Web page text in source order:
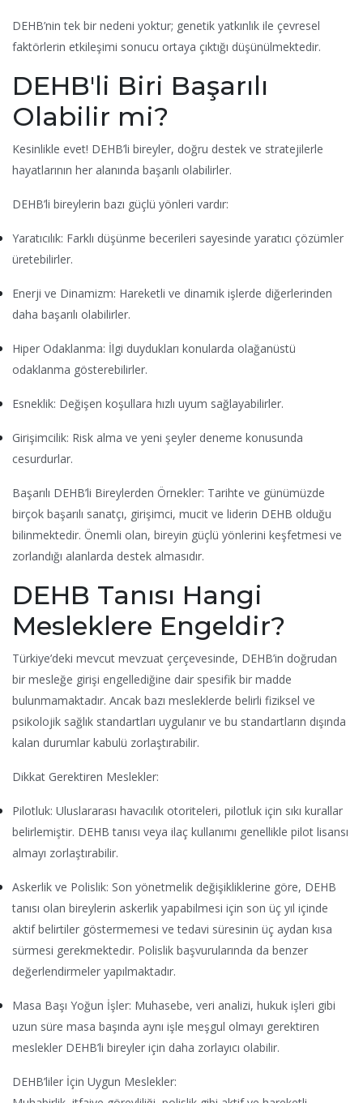
DEHB’nin tek bir nedeni yoktur; genetik yatkınlık ile çevresel
faktörlerin etkileşimi sonucu ortaya çıktığı düşünülmektedir.
DEHB'li Biri Başarılı
Olabilir mi?
Kesinlikle evet! DEHB’li bireyler, doğru destek ve stratejilerle
hayatlarının her alanında başarılı olabilirler.
DEHB’li bireylerin bazı güçlü yönleri vardır:
Yaratıcılık: Farklı düşünme becerileri sayesinde yaratıcı çözümler
üretebilirler.
Enerji ve Dinamizm: Hareketli ve dinamik işlerde diğerlerinden
daha başarılı olabilirler.
Hiper Odaklanma: İlgi duydukları konularda olağanüstü
odaklanma gösterebilirler.
Esneklik: Değişen koşullara hızlı uyum sağlayabilirler.
Girişimcilik: Risk alma ve yeni şeyler deneme konusunda
cesurdurlar.
Başarılı DEHB’li Bireylerden Örnekler: Tarihte ve günümüzde
birçok başarılı sanatçı, girişimci, mucit ve liderin DEHB olduğu
bilinmektedir. Önemli olan, bireyin güçlü yönlerini keşfetmesi ve
zorlandığı alanlarda destek almasıdır.
DEHB Tanısı Hangi
Mesleklere Engeldir?
Türkiye’deki mevcut mevzuat çerçevesinde, DEHB’in doğrudan
bir mesleğe girişi engellediğine dair spesifik bir madde
bulunmamaktadır. Ancak bazı mesleklerde belirli fiziksel ve
psikolojik sağlık standartları uygulanır ve bu standartların dışında
kalan durumlar kabulü zorlaştırabilir.
Dikkat Gerektiren Meslekler:
Pilotluk: Uluslararası havacılık otoriteleri, pilotluk için sıkı kurallar
belirlemiştir. DEHB tanısı veya ilaç kullanımı genellikle pilot lisansı
almayı zorlaştırabilir.
Askerlik ve Polislik: Son yönetmelik değişikliklerine göre, DEHB
tanısı olan bireylerin askerlik yapabilmesi için son üç yıl içinde
aktif belirtiler göstermemesi ve tedavi süresinin üç aydan kısa
sürmesi gerekmektedir. Polislik başvurularında da benzer
değerlendirmeler yapılmaktadır.
Masa Başı Yoğun İşler: Muhasebe, veri analizi, hukuk işleri gibi
uzun süre masa başında aynı işle meşgul olmayı gerektiren
meslekler DEHB’li bireyler için daha zorlayıcı olabilir.
DEHB’liler İçin Uygun Meslekler: